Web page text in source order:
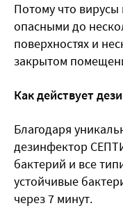
Потому что вирусы
опасными до
поверхностях и
закрытом
Как действует
Благодаря
дезинфектор
бактерий и все
устойчивые
через 7 минут.